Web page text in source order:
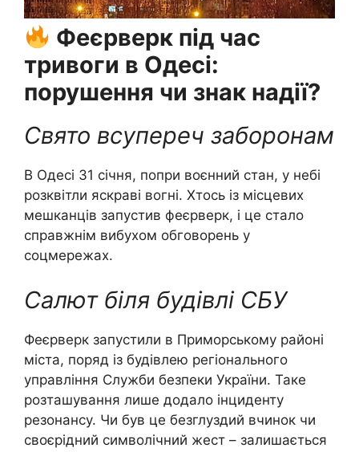
Феєрверк під час
тривоги в Одесі:
порушення чи знак надії?
Свято всупереч заборонам
В Одесі 31 січня, попри воєнний стан, у небі
розквітли яскраві вогні. Хтось із місцевих
мешканців запустив феєрверк, і це стало
справжнім вибухом обговорень у
соцмережах.
Салют біля будівлі СБУ
Феєрверк запустили в Приморському районі
міста, поряд із будівлею регіонального
управління Служби безпеки України. Таке
розташування лише додало інциденту
резонансу. Чи був це безглуздий вчинок чи
своєрідний символічний жест – залишається